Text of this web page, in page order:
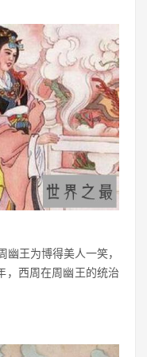
王为博得美人一笑，
，西周在周幽王的统治